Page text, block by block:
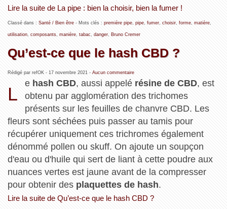
Lire la suite de La pipe : bien la choisir, bien la fumer !
Classé dans : Santé / Bien être- Mots clés : première pipe, pipe, fumer, choisir, forme, matière,
utilisation, composants, manière, tabac danger, Bruno Cremer
Qu’est-ce que le hash CBD ?
Rédigé par refOK - 17 novembre 2021 - Aucun commentaire
L
e hash CBD, aussi appelé résine de CBD, est
obtenu par agglomération des trichomes
présents sur les feuilles de chanvre CBD. Les
fleurs sont séchées puis passer au tamis pour
récupérer uniquement ces trichromes également
dénommé pollen ou skuff. On ajoute un soupçon
d'eau ou d'huile qui sert de liant à cette poudre aux
nuances vertes est jaune avant de la compresser
pour obtenir des plaquettes de hash.
Lire la suite de Qu’est-ce que le hash CBD ?